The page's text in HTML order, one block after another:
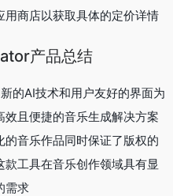
商店以获取具体的定价详情
产品总结
的AI技术和用户友好的界面为
且便捷的音乐生成解决方案
音乐作品同时保证了版权的
工具在音乐创作领域具有显
需求